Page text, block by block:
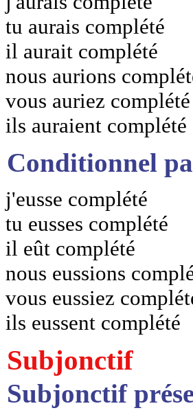
tu aurais complété
il aurait complété
nous aurions
vous auriez complété
ils auraient complété
Conditionnel
j'eusse complété
tu eusses complété
il eût complété
nous eussions
vous eussiez
ils eussent complété
Subjonctif
Subjonctif